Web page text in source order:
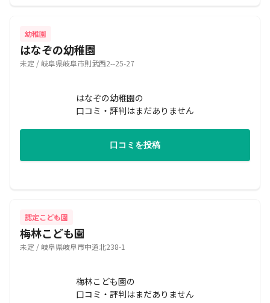
幼稚園
はなぞの幼稚園
未定 / 岐阜県岐阜市則武西2--25-27
はなぞの幼稚園の
口コミ・評判はまだありません
口コミを投稿
認定こども園
梅林こども園
未定 / 岐阜県岐阜市中道北238-1
梅林こども園の
口コミ・評判はまだありません